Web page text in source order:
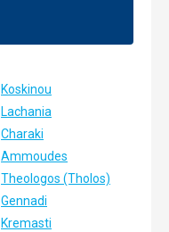
Koskinou
Lachania
Charaki
Ammoudes
Theologos (Tholos)
Gennadi
Kremasti